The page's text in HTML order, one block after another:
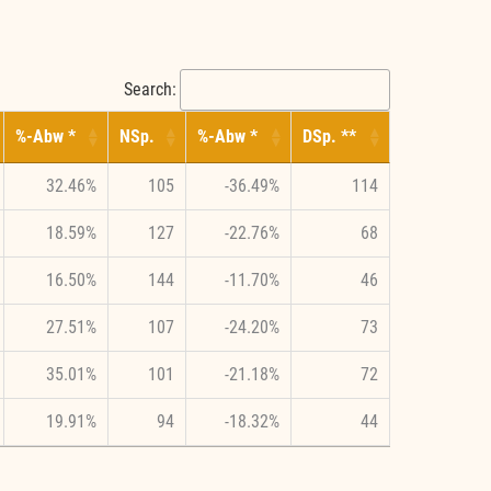
Search:
%-Abw * NSp. %-Abw * DSp. **
32.46% 105 -36.49% 114
18.59% 127 -22.76% 68
16.50% 144 -11.70% 46
27.51% 107 -24.20% 73
35.01% 101 -21.18% 72
19.91% 94 -18.32% 44